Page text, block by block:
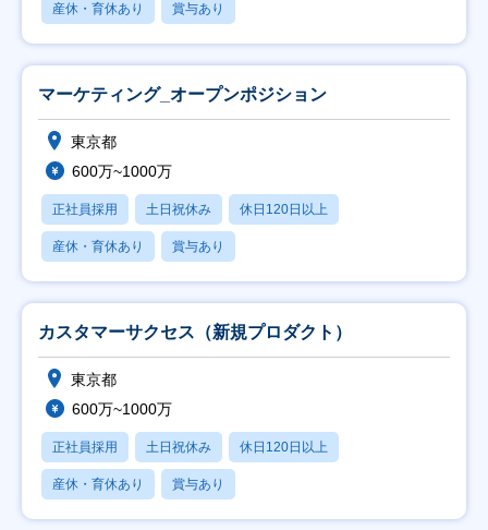
産休・育休あり 賞与あり
マーケティング_オープンポジション
東京都
600万~1000万
正社員採用 土日祝休み 休日120日以上
産休・育休あり 賞与あり
カスタマーサクセス（新規プロダクト）
東京都
600万~1000万
正社員採用 土日祝休み 休日120日以上
産休・育休あり 賞与あり